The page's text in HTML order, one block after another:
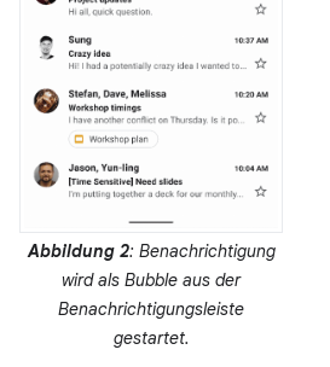
Abbildung 2: Benachrichtigung
wird als Bubble aus der
Benachrichtigungsleiste
gestartet.